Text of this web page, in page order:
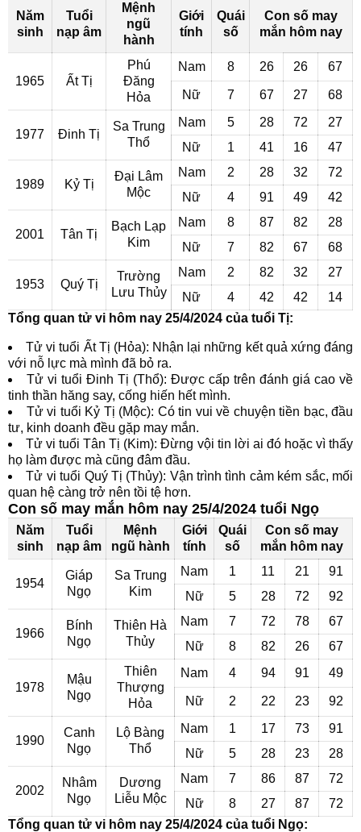
Năm
sinh
Tuổi
nạp âm
Mệnh
ngũ
hành
Giới
tính
Quái
số
Con số may
mắn hôm nay
1965 Ất Tị
Phú
Đăng
Hỏa
Nam 8 26 26 67
Nữ 7 67 27 68
1977 Đinh Tị
Sa Trung
Thổ
Nam 5 28 72
27
Nữ
1 41 16 47
1989 Kỷ Tị
Đại Lâm
Mộc
Nam 2 28 32
72
Nữ
4 91 49 42
2001 Tân Tị
Bạch Lạp
Kim
Nam 8 87 82
28
Nữ
7 82 67 68
1953 Quý Tị
Trường
Lưu Thủy
Nam 2 82 32
27
Nữ
4 42 42
14
Tổng quan tử vi hôm nay 25/4/2024 của tuổi Tị:
Tử vi tuổi Ất Tị (Hỏa): Nhận lại những kết quả xứng đáng
với nỗ lực mà mình đã bỏ ra.
Tử vi tuổi Đinh Tị (Thổ): Được cấp trên đánh giá cao về
tinh thần hăng say, cống hiến hết mình.
Tử vi tuổi Kỷ Tị (Mộc): Có tin vui về chuyện tiền bạc, đầu
tư, kinh doanh đều gặp may mắn.
Tử vi tuổi Tân Tị (Kim): Đừng vội tin lời ai đó hoặc vì thấy
họ làm được mà cũng đâm đầu.
Tử vi tuổi Quý Tị (Thủy): Vận trình tình cảm kém sắc, mối
quan hệ càng trở nên tồi tệ hơn.
Con số may mắn hôm nay 25/4/2024 tuổi Ngọ
Năm
sinh
Tuổi
nạp âm
Mệnh
ngũ hành
Giới
tính
Quái
số
Con số may
mắn hôm nay
1954
Giáp
Ngọ
Sa Trung
Kim
Nam 1 11 21
91
Nữ
5 28 72 92
1966
Bính
Ngọ
Thiên Hà
Thủy
Nam 7 72 78
67
Nữ
8 82 26 67
1978
Mậu
Ngọ
Thiên
Thượng
Hỏa
Nam 4 94 91 49
Nữ 2 22 23 92
1990
Canh
Ngọ
Lộ Bàng
Thổ
Nam 1 17 73
91
Nữ
5 28 23 28
2002
Nhâm
Ngọ
Dương
Liễu Mộc
Nam 7 86 87
72
Nữ
8 27 87
72
Tổng quan tử vi hôm nay 25/4/2024 của tuổi Ngọ: